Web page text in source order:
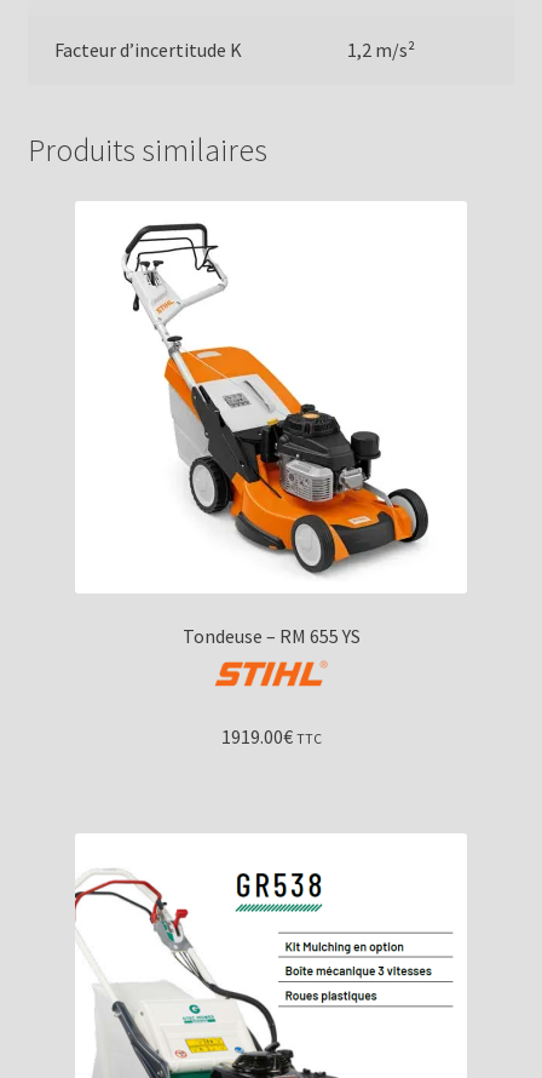
Facteur d’incertitude K 1,2 m/s²
Produits similaires
Tondeuse – RM 655 YS
1919.00€ TTC